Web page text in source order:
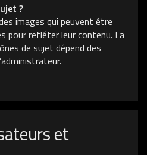
?
images qui peuvent être
pour refléter leur contenu. La
de sujet dépend des
et